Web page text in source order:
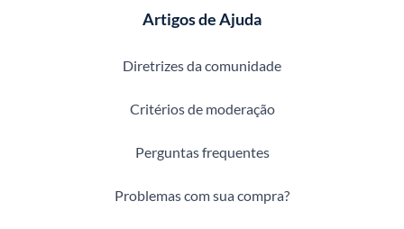
Artigos de Ajuda
Diretrizes da comunidade
Critérios de moderação
Perguntas frequentes
Problemas com sua compra?